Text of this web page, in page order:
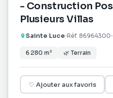
- Construction
Plusieurs Villas
Sainte Luce Réf. 86964300
6 280 m² 🌿 Terrain
♡ Ajouter aux favoris